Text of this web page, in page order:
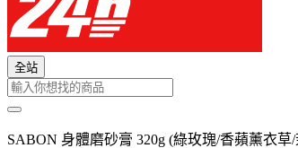
全站
SABON 身體磨砂膏 320g (綠玫瑰/香蘋薰衣